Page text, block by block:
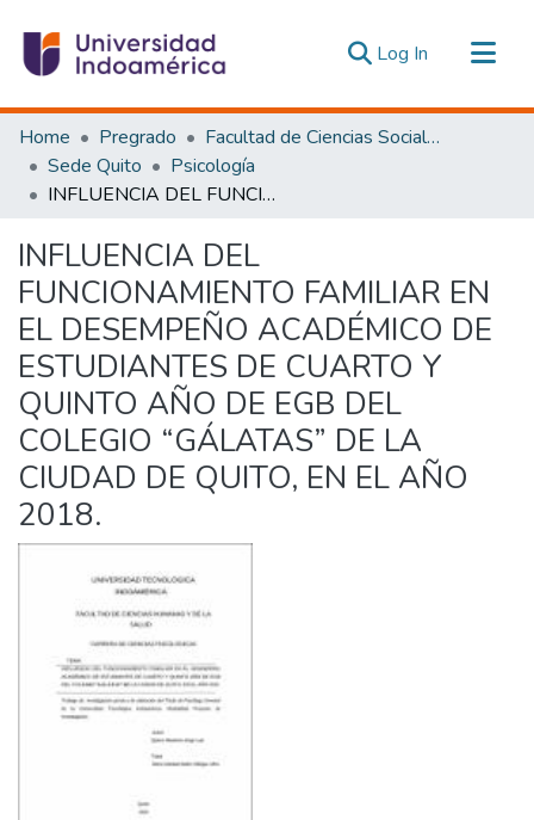
Log In (current)
Communities & Collections
All of DSpace
Statistics
Home Pregrado
Facultad de Ciencias Sociales y Humanas
Sede Quito
Psicología
INFLUENCIA DEL FUNCIONAMIENTO FAMILIAR EN EL DESEMPEÑO ACADÉMICO DE ESTUDIANTES DE CUARTO Y QUINTO AÑO DE EGB DEL COLEGIO “GÁLATAS” DE LA CIUDAD DE QUITO, EN EL AÑO 2018.
INFLUENCIA DEL
FUNCIONAMIENTO FAMILIAR EN
EL DESEMPEÑO ACADÉMICO DE
ESTUDIANTES DE CUARTO Y
QUINTO AÑO DE EGB DEL
COLEGIO “GÁLATAS” DE LA
CIUDAD DE QUITO, EN EL AÑO
2018.